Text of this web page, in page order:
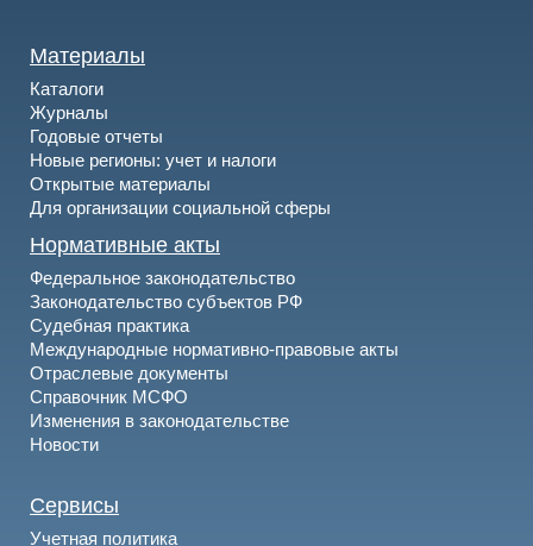
Материалы
Каталоги
Журналы
Годовые отчеты
Новые регионы: учет и налоги
Открытые материалы
Для организации социальной сферы
Нормативные акты
Федеральное законодательство
Законодательство субъектов РФ
Судебная практика
Международные нормативно-правовые акты
Отраслевые документы
Справочник МСФО
Изменения в законодательстве
Новости
Сервисы
Учетная политика